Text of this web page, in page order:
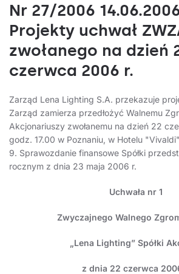
Nr 27/2006
Projekty uchwał
zwołanego na dzień
czerwca 2006 r.
Zarząd Lena Lighting S.A. przekazuje
Zarząd zamierza przedłożyć Walnemu
Akcjonariuszy zwołanemu na dzień 22
godz. 17.00 w Poznaniu, w Hotelu
9. Sprawozdanie finansowe Spółki
rocznym z dnia 23 maja 2006 r.
Uchwała nr 1
Zwyczajnego Walnego
„Lena Lighting” Spółki
z dnia 22 czerwca